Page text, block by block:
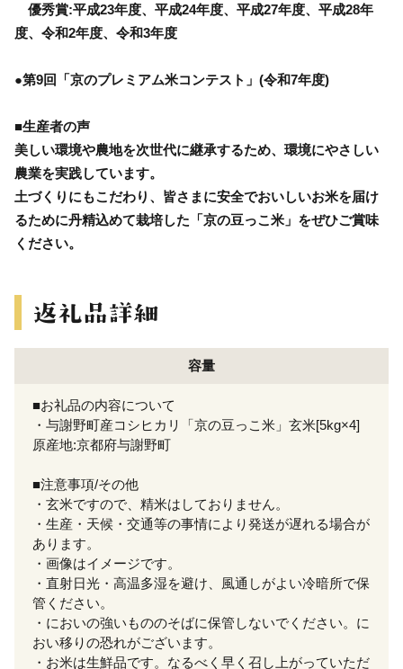
優秀賞:平成23年度、平成24年度、平成27年度、平成28年
度、令和2年度、令和3年度
●第9回「京のプレミアム米コンテスト」(令和7年度)
■生産者の声
美しい環境や農地を次世代に継承するため、環境にやさしい
農業を実践しています。
土づくりにもこだわり、皆さまに安全でおいしいお米を届け
るために丹精込めて栽培した「京の豆っこ米」をぜひご賞味
ください。
容量
■お礼品の内容について
・与謝野町産コシヒカリ「京の豆っこ米」玄米[5kg×4]
原産地:京都府与謝野町
■注意事項/その他
・玄米ですので、精米はしておりません。
・生産・天候・交通等の事情により発送が遅れる場合が
あります。
・画像はイメージです。
・直射日光・高温多湿を避け、風通しがよい冷暗所で保
管ください。
・においの強いもののそばに保管しないでください。に
おい移りの恐れがございます。
・お米は生鮮品です。なるべく早く召し上がっていただ